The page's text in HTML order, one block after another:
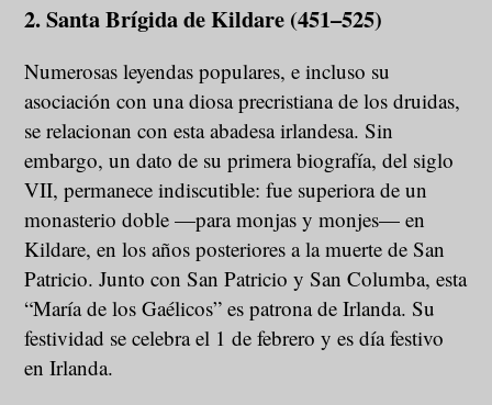
2. Santa Brígida de Kildare (451–525)
Numerosas leyendas populares, e incluso su
asociación con una diosa precristiana de los druidas,
se relacionan con esta abadesa irlandesa. Sin
embargo, un dato de su primera biografía, del siglo
VII, permanece indiscutible: fue superiora de un
monasterio doble —para monjas y monjes— en
Kildare, en los años posteriores a la muerte de San
Patricio. Junto con San Patricio y San Columba, esta
“María de los Gaélicos” es patrona de Irlanda. Su
festividad se celebra el 1 de febrero y es día festivo
en Irlanda.